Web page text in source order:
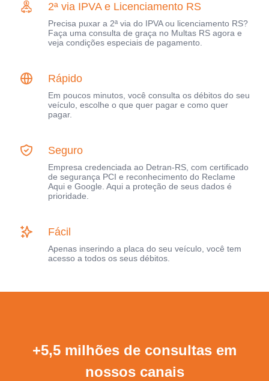
2ª via IPVA e Licenciamento RS
Precisa puxar a 2ª via do IPVA ou licenciamento RS?
Faça uma consulta de graça no Multas RS agora e
veja condições especiais de pagamento.
Rápido
Em poucos minutos, você consulta os débitos do seu
veículo, escolhe o que quer pagar e como quer
pagar.
Seguro
Empresa credenciada ao Detran-RS, com certificado
de segurança PCI e reconhecimento do Reclame
Aqui e Google. Aqui a proteção de seus dados é
prioridade.
Fácil
Apenas inserindo a placa do seu veículo, você tem
acesso a todos os seus débitos.
+5,5 milhões de consultas em
nossos canais